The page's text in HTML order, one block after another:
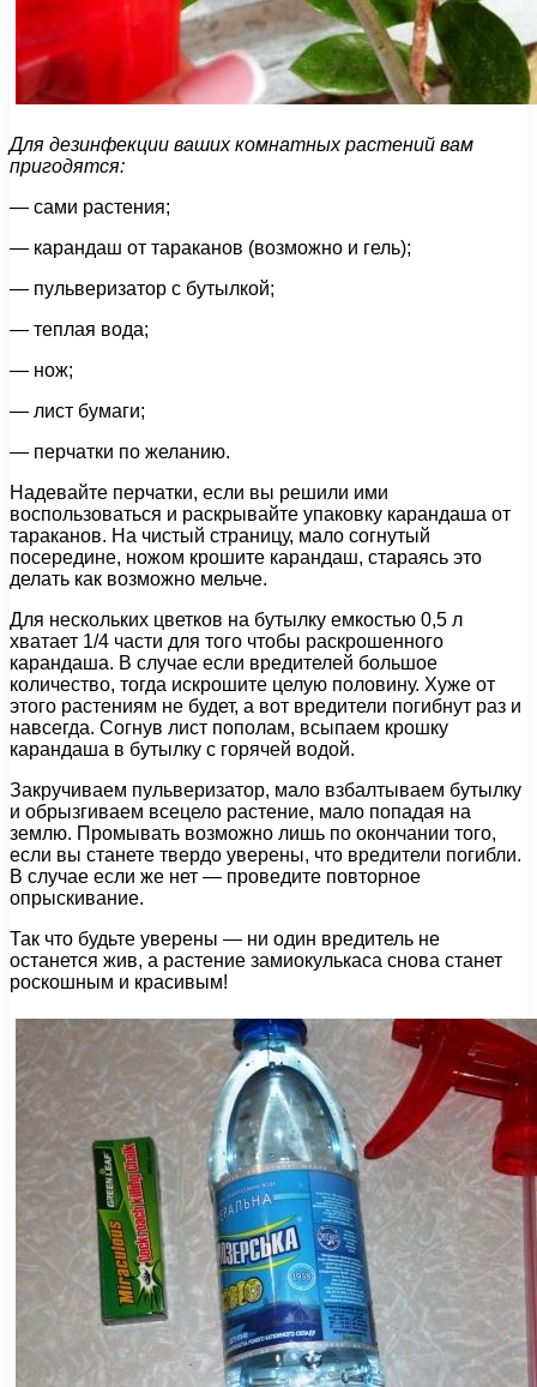
Для дезинфекции ваших комнатных растений вам
пригодятся:
— сами растения;
— карандаш от тараканов (возможно и гель);
— пульверизатор с бутылкой;
— теплая вода;
— нож;
— лист бумаги;
— перчатки по желанию.
Надевайте перчатки, если вы решили ими
воспользоваться и раскрывайте упаковку карандаша от
тараканов. На чистый страницу, мало согнутый
посередине, ножом крошите карандаш, стараясь это
делать как возможно мельче.
Для нескольких цветков на бутылку емкостью 0,5 л
хватает 1/4 части для того чтобы раскрошенного
карандаша. В случае если вредителей большое
количество, тогда искрошите целую половину. Хуже от
этого растениям не будет, а вот вредители погибнут раз и
навсегда. Согнув лист пополам, всыпаем крошку
карандаша в бутылку с горячей водой.
Закручиваем пульверизатор, мало взбалтываем бутылку
и обрызгиваем всецело растение, мало попадая на
землю. Промывать возможно лишь по окончании того,
если вы станете твердо уверены, что вредители погибли.
В случае если же нет — проведите повторное
опрыскивание.
Так что будьте уверены — ни один вредитель не
останется жив, а растение замиокулькаса снова станет
роскошным и красивым!